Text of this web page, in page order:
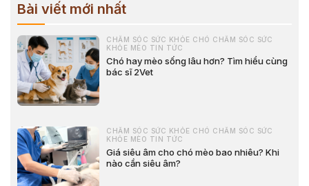
Bài viết mới nhất
CHĂM SÓC SỨC KHỎE CHÓ CHĂM SÓC SỨC
KHỎE MÈO TIN TỨC
Chó hay mèo sống lâu hơn? Tìm hiểu cùng
bác sĩ 2Vet
CHĂM SÓC SỨC KHỎE CHÓ CHĂM SÓC SỨC
KHỎE MÈO TIN TỨC
Giá siêu âm cho chó mèo bao nhiêu? Khi
nào cần siêu âm?